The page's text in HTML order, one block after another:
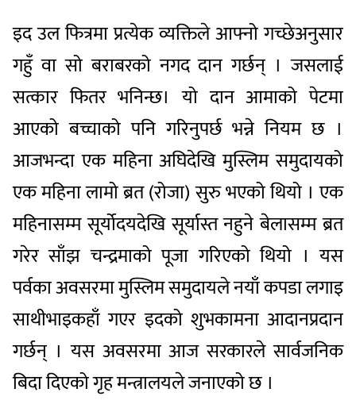
इद उल फित्रमा प्रत्येक व्यक्तिले आफ्नो गच्छेअनुसार
गहुँ वा सो बराबरको नगद दान गर्छन् । जसलाई
सत्कार फितर भनिन्छ। यो दान आमाको पेटमा
आएको बच्चाको पनि गरिनुपर्छ भन्ने नियम छ ।
आजभन्दा एक महिना अघिदेखि मुस्लिम समुदायको
एक महिना लामो ब्रत (रोजा) सुरु भएको थियो । एक
महिनासम्म सूर्योदयदेखि सूर्यास्त नहुने बेलासम्म ब्रत
गरेर साँझ चन्द्रमाको पूजा गरिएको थियो । यस
पर्वका अवसरमा मुस्लिम समुदायले नयाँ कपडा लगाइ
साथीभाइकहाँ गएर इदको शुभकामना आदानप्रदान
गर्छन् । यस अवसरमा आज सरकारले सार्वजनिक
बिदा दिएको गृह मन्त्रालयले जनाएको छ ।